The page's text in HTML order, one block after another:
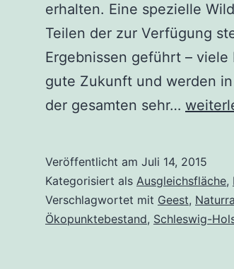
erhalten. Eine spezielle
Teilen der zur Verfügung
Ergebnissen geführt –
gute Zukunft und werden
der gesamten sehr…
Veröffentlicht am Juli 14, 2015
Kategorisiert als Ausgleichsfläche,
Verschlagwortet mit Geest,
Ökopunktebestand, Schleswig-